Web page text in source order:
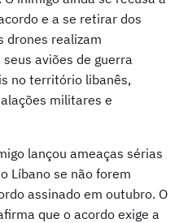
e a se retirar dos
drones realizam
aviões de guerra
no território libanês,
militares e
lançou ameaças sérias
Líbano se não forem
assinado em outubro. O
que o acordo exige a